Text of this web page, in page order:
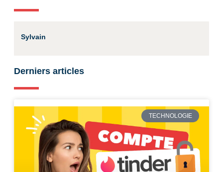
Sylvain
Derniers articles
TECHNOLOGIE